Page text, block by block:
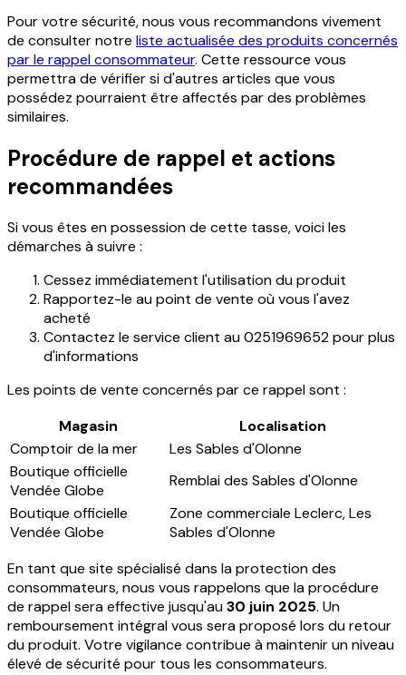
Pour votre sécurité, nous vous recommandons vivement
de consulter notre liste actualisée des produits concernés
par le rappel consommateur. Cette ressource vous
permettra de vérifier si d'autres articles que vous
possédez pourraient être affectés par des problèmes
similaires.
Procédure de rappel et actions
recommandées
Si vous êtes en possession de cette tasse, voici les
démarches à suivre :
Cessez immédiatement l'utilisation du produit
Rapportez-le au point de vente où vous l'avez
acheté
Contactez le service client au 0251969652 pour plus
d'informations
Les points de vente concernés par ce rappel sont :
Magasin
Localisation
Comptoir de la mer
Les Sables d'Olonne
Boutique officielle
Vendée Globe
Remblai des Sables d'Olonne
Boutique officielle
Vendée Globe
Zone commerciale Leclerc, Les
Sables d'Olonne
En tant que site spécialisé dans la protection des
consommateurs, nous vous rappelons que la procédure
de rappel sera effective jusqu'au30 juin 2025. Un
remboursement intégral vous sera proposé lors du retour
du produit. Votre vigilance contribue à maintenir un niveau
élevé de sécurité pour tous les consommateurs.